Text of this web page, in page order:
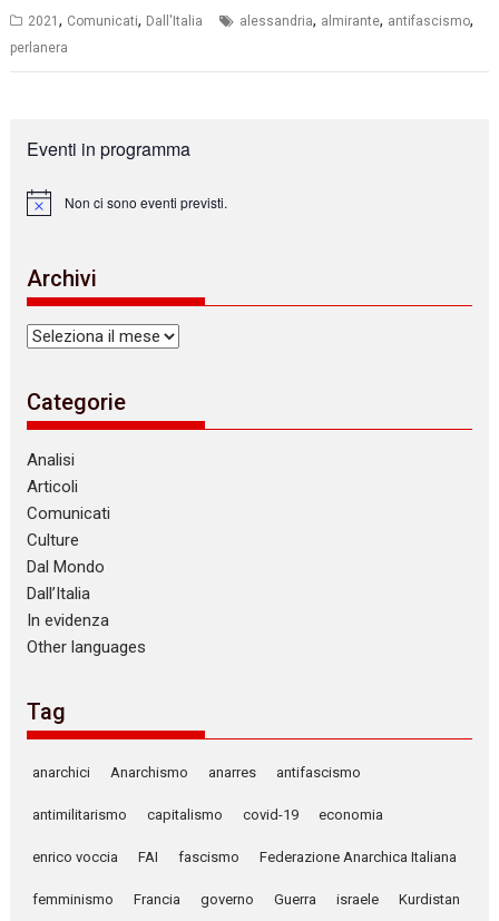
2021, Comunicati, Dall'Italia alessandria, almirante, antifascismo,
perlanera
Eventi in programma
N
c
e
Non ci sono eventi previsti.
Archivi
Archivi
Categorie
Analisi
Articoli
Comunicati
Culture
Dal Mondo
Dall’Italia
In evidenza
Other languages
Tag
anarchici Anarchismo anarres antifascismo
antimilitarismo capitalismo covid-19 economia
enrico voccia FAI fascismo Federazione Anarchica Italiana
femminismo Francia governo Guerra israele Kurdistan